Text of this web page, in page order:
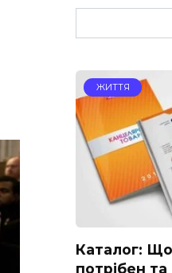
ЖИТТЯ
Каталог:
потрібен